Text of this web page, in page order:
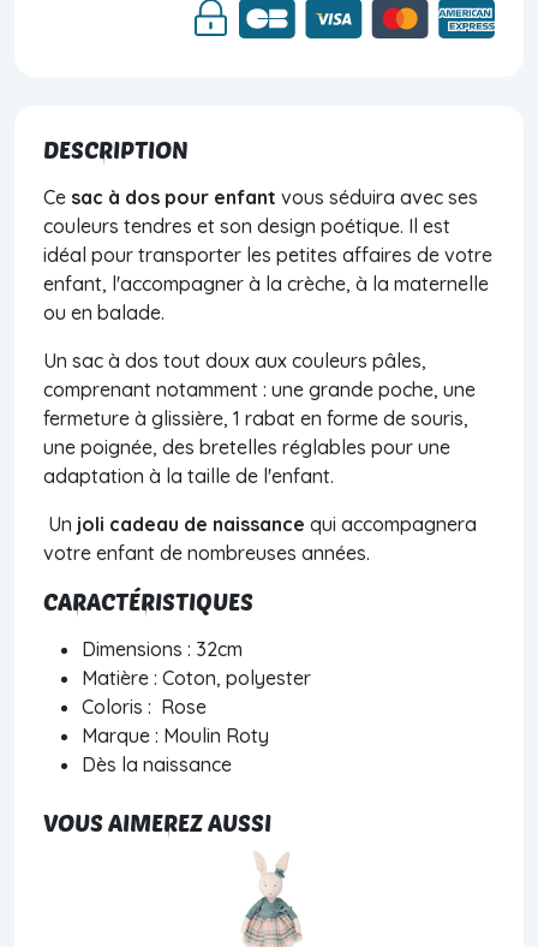
DESCRIPTION
Ce sac à dos pour enfant vous séduira avec ses
couleurs tendres et son design poétique. Il est
idéal pour transporter les petites affaires de votre
enfant, l'accompagner à la crèche, à la maternelle
ou en balade.
Un sac à dos tout doux aux couleurs pâles,
comprenant notamment : une grande poche, une
fermeture à glissière, 1 rabat en forme de souris,
une poignée, des bretelles réglables pour une
adaptation à la taille de l'enfant.
Un joli cadeau de naissance qui accompagnera
votre enfant de nombreuses années.
CARACTÉRISTIQUES
Dimensions : 32cm
Matière : Coton, polyester
Coloris : Rose
Marque : Moulin Roty
Dès la naissance
VOUS AIMEREZ AUSSI